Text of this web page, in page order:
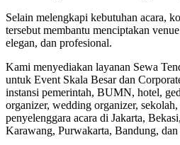
Selain melengkapi kebutuhan acara,
tersebut membantu menciptakan
elegan, dan profesional.
Kami menyediakan layanan Sewa
untuk Event Skala Besar dan
instansi pemerintah, BUMN, hotel,
organizer, wedding organizer,
penyelenggara acara di Jakarta,
Karawang, Purwakarta, Bandung, dan